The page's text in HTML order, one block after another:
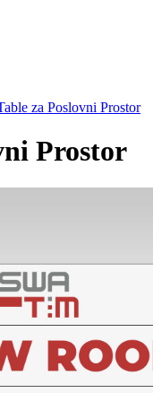
za Poslovni Prostor
Prostor